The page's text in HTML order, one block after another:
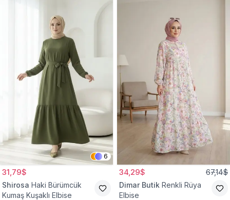
6
31,79$
Shirosa Haki Bürümcük
Kumaş Kuşaklı Elbise
34,29$ 67,14$
Dimar Butik Renkli Rüya
Elbise